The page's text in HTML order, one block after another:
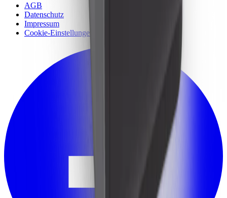
AGB
Datenschutz
Impressum
Cookie-Einstellungen